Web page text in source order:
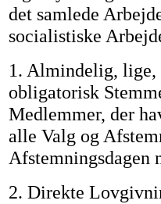
det samlede
socialistiske
1. Almindelig, lige,
obligatorisk
Medlemmer, der
alle Valg og
Afstemningsdagen
2. Direkte